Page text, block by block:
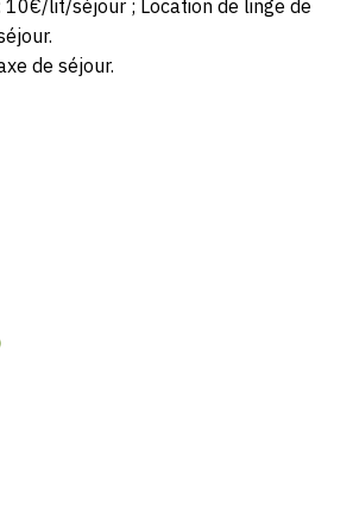
10€/lit/séjour ; Location de linge de
de séjour.